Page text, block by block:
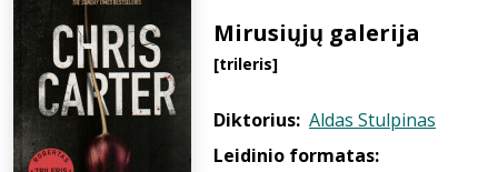
Mirusiųjų galerija
[trileris]
Diktorius: Aldas Stulpinas
Leidinio formatas: